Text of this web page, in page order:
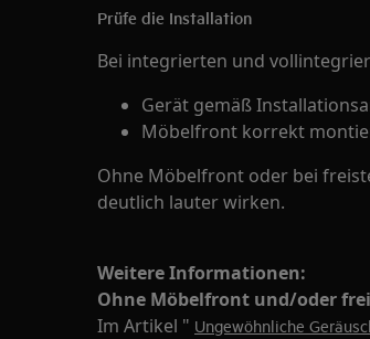
Prüfe die Installation
Bei integrierten und
Gerät gemäß
Möbelfront korrekt
Ohne Möbelfront oder bei
deutlich lauter wirken.
Weitere Informationen:
Ohne Möbelfront und/oder
Im Artikel " Ungewöhnliche